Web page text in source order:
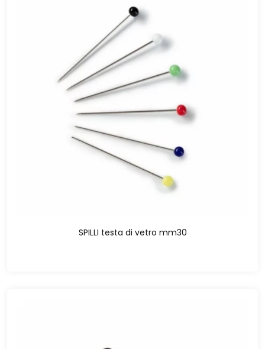
SPILLI testa di vetro mm30